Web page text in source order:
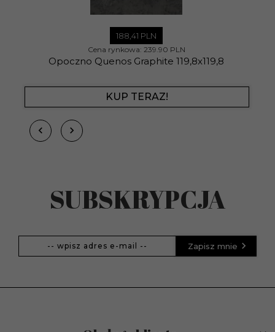
188, 41 PLN
Cena rynkowa: 239.90 PLN
Opoczno Quenos Graphite 119,8x119,8
KUP TERAZ!
SUBSKRYPCJA
Zapisz mnie